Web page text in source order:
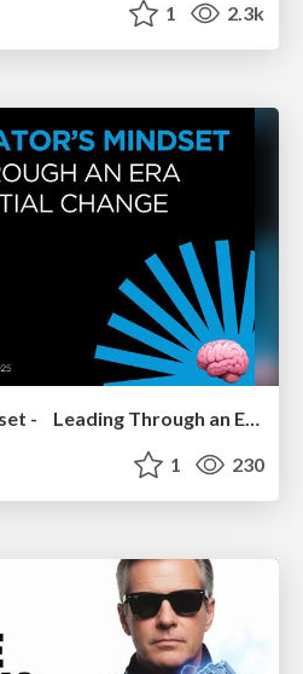
1 2.3k
1 230